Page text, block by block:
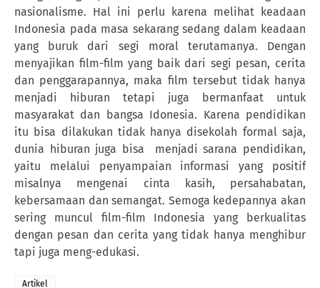
nasionalisme. Hal ini perlu karena melihat keadaan
Indonesia pada masa sekarang sedang dalam keadaan
yang buruk dari segi moral terutamanya. Dengan
menyajikan film-film yang baik dari segi pesan, cerita
dan penggarapannya, maka film tersebut tidak hanya
menjadi hiburan tetapi juga bermanfaat untuk
masyarakat dan bangsa Idonesia. Karena pendidikan
itu bisa dilakukan tidak hanya disekolah formal saja,
dunia hiburan juga bisa
menjadi sarana pendidikan,
yaitu melalui penyampaian informasi yang positif
misalnya mengenai cinta kasih, persahabatan,
kebersamaan dan semangat. Semoga kedepannya akan
sering muncul film-film Indonesia yang berkualitas
dengan pesan dan cerita yang tidak hanya menghibur
tapi juga meng-edukasi.
Artikel